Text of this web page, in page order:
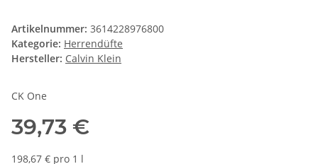
Artikelnummer: 3614228976800
Kategorie: Herrendüfte
Hersteller: Calvin Klein
CK One
39,73 €
198,67 € pro 1 l